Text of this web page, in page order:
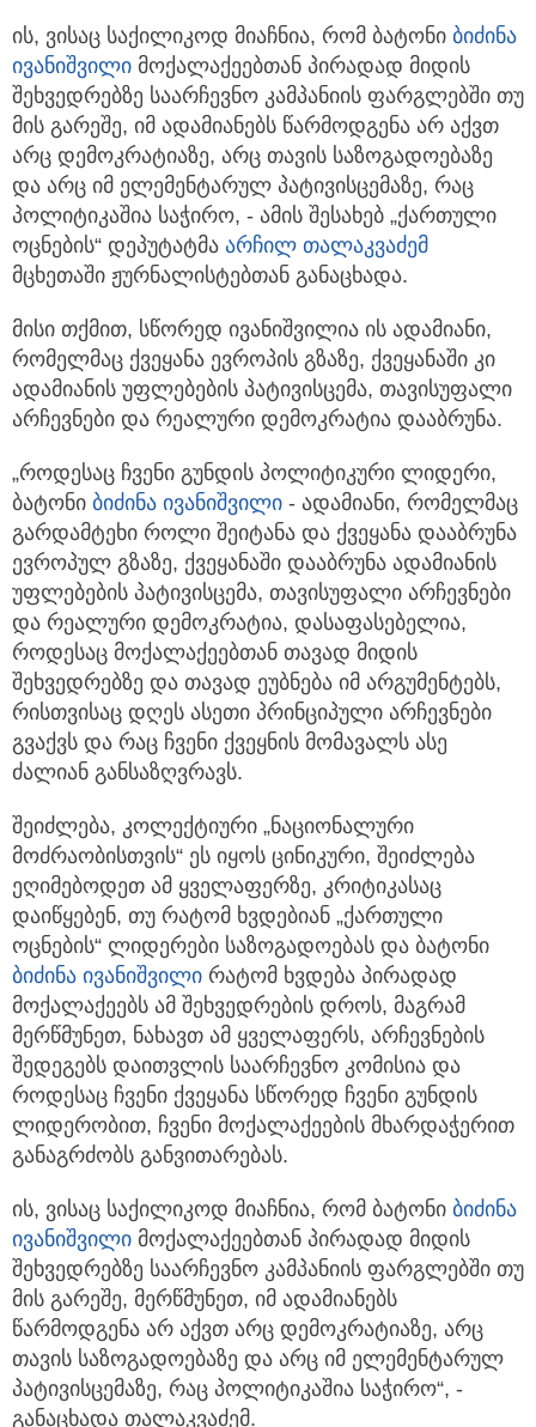
ის, ვისაც საქილიკოდ მიაჩნია, რომ ბატონი ბიძინა
ივანიშვილი მოქალაქეებთან პირადად მიდის
შეხვედრებზე საარჩევნო კამპანიის ფარგლებში თუ
მის გარეშე, იმ ადამიანებს წარმოდგენა არ აქვთ
არც დემოკრატიაზე, არც თავის საზოგადოებაზე
და არც იმ ელემენტარულ პატივისცემაზე, რაც
პოლიტიკაშია საჭირო, - ამის შესახებ „ქართული
ოცნების“ დეპუტატმა არჩილ თალაკვაძემ
მცხეთაში ჟურნალისტებთან განაცხადა.
მისი თქმით, სწორედ ივანიშვილია ის ადამიანი,
რომელმაც ქვეყანა ევროპის გზაზე, ქვეყანაში კი
ადამიანის უფლებების პატივისცემა, თავისუფალი
არჩევნები და რეალური დემოკრატია დააბრუნა.
„როდესაც ჩვენი გუნდის პოლიტიკური ლიდერი,
ბატონი ბიძინა ივანიშვილი - ადამიანი, რომელმაც
გარდამტეხი როლი შეიტანა და ქვეყანა დააბრუნა
ევროპულ გზაზე, ქვეყანაში დააბრუნა ადამიანის
უფლებების პატივისცემა, თავისუფალი არჩევნები
და რეალური დემოკრატია, დასაფასებელია,
როდესაც მოქალაქეებთან თავად მიდის
შეხვედრებზე და თავად ეუბნება იმ არგუმენტებს,
რისთვისაც დღეს ასეთი პრინციპული არჩევნები
გვაქვს და რაც ჩვენი ქვეყნის მომავალს ასე
ძალიან განსაზღვრავს.
შეიძლება, კოლექტიური „ნაციონალური
მოძრაობისთვის“ ეს იყოს ცინიკური, შეიძლება
ეღიმებოდეთ ამ ყველაფერზე, კრიტიკასაც
დაიწყებენ, თუ რატომ ხვდებიან „ქართული
ოცნების“ ლიდერები საზოგადოებას და ბატონი
ბიძინა ივანიშვილი რატომ ხვდება პირადად
მოქალაქეებს ამ შეხვედრების დროს, მაგრამ
მერწმუნეთ, ნახავთ ამ ყველაფერს, არჩევნების
შედეგებს დაითვლის საარჩევნო კომისია და
როდესაც ჩვენი ქვეყანა სწორედ ჩვენი გუნდის
ლიდერობით, ჩვენი მოქალაქეების მხარდაჭერით
განაგრძობს განვითარებას.
ის, ვისაც საქილიკოდ მიაჩნია, რომ ბატონი ბიძინა
ივანიშვილი მოქალაქეებთან პირადად მიდის
შეხვედრებზე საარჩევნო კამპანიის ფარგლებში თუ
მის გარეშე, მერწმუნეთ, იმ ადამიანებს
წარმოდგენა არ აქვთ არც დემოკრატიაზე, არც
თავის საზოგადოებაზე და არც იმ ელემენტარულ
პატივისცემაზე, რაც პოლიტიკაშია საჭირო“, -
განაცხადა თალაკვაძემ.